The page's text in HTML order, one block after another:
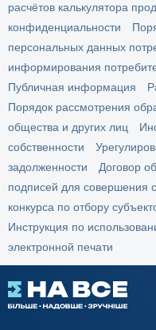
Условия кредитования
калькулятора продукта
расчётов калькулятора
конфиденциальности
персональных данных
информирования
Публичная информация
Порядок рассмотрения
общества и других лиц
собственности
задолженности
Договор
подписей для совершения
конкурса по отбору
Инструкция по
электронной печати